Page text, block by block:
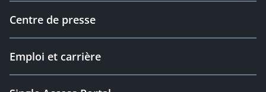
Centre de presse
Emploi et carrière